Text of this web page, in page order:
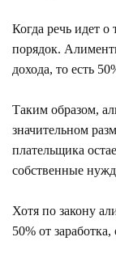
Когда речь идет о
порядок.
дохода, то есть
Таким образом,
значительном
плательщика
собственные
Хотя по закону
50% от